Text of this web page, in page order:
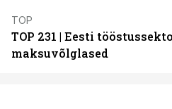
TOP
TOP 231 | Eesti
maksuvõlglased